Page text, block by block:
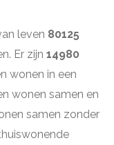
leven 80125
Er zijn 14980
wonen in een
wonen samen en
samen zonder